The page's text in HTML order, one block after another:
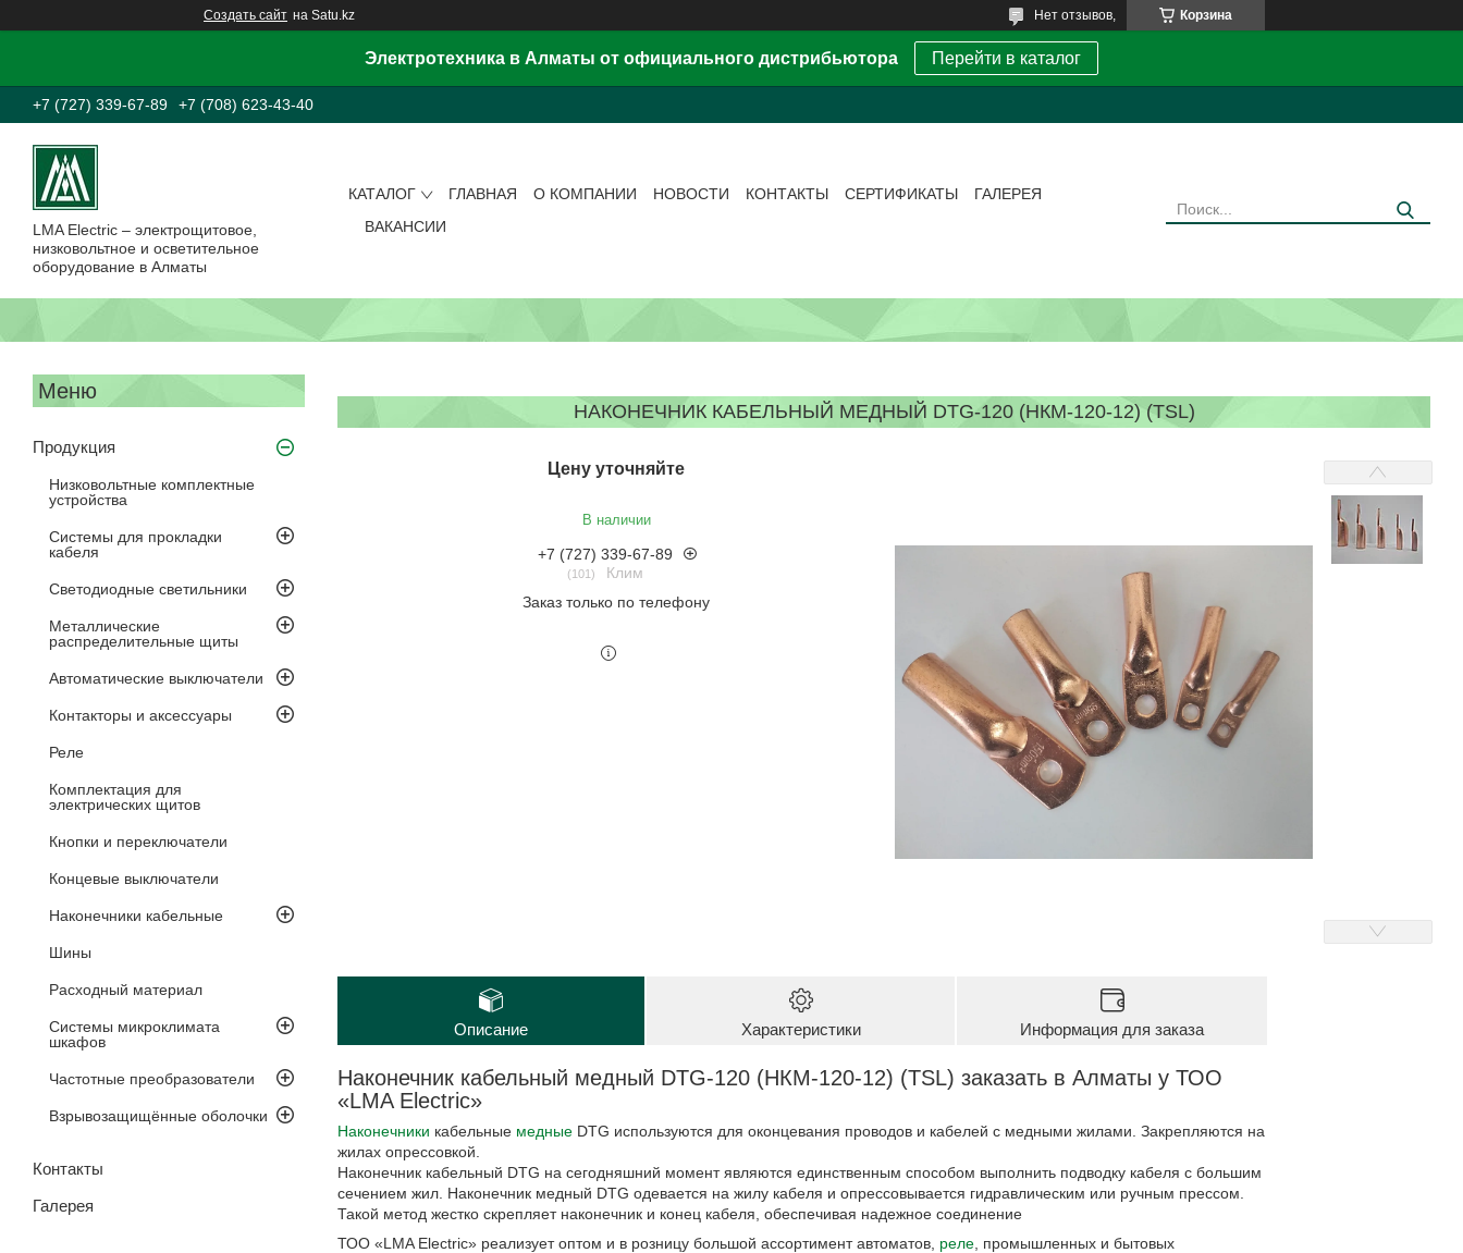
Создать сайт на Satu.kz Корзина
Нет отзывов,
Электротехника в Алматы от официального дистрибьютора Перейти в каталог
+7 (727) 339-67-89 +7 (708) 623-43-40
LMA Electric – электрощитовое,
низковольтное и осветительное
оборудование в Алматы
КАТАЛОГ ГЛАВНАЯ О КОМПАНИИ НОВОСТИ КОНТАКТЫ СЕРТИФИКАТЫ
ГАЛЕРЕЯ
ВАКАНСИИ
Продукция
Низковольтные комплектные
устройства
Системы для прокладки
кабеля
Светодиодные светильники
Металлические
распределительные щиты
Автоматические выключатели
Контакторы и аксессуары
Реле
Комплектация для
электрических щитов
Кнопки и переключатели
Концевые выключатели
Наконечники кабельные
Шины
Расходный материал
Системы микроклимата
шкафов
Частотные преобразователи
Взрывозащищённые оболочки
Контакты
Галерея
НАКОНЕЧНИК КАБЕЛЬНЫЙ МЕДНЫЙ DTG-120 (НКМ-120-12) (TSL)
Цену уточняйте
В наличии
+7 (727) 339-67-89
101
Клим
Заказ только по телефону
Описание Характеристики Информация для заказа
Наконечник кабельный медный DTG-120 (НКМ-120-12) (TSL) заказать в Алматы у ТОО
«LMA Electric»
Наконечники кабельные медные DTG используются для оконцевания проводов и кабелей с медными жилами. Закрепляются на
жилах опрессовкой.
Наконечник кабельный DTG на сегодняшний момент являются единственным способом выполнить подводку кабеля с большим
сечением жил. Наконечник медный DTG одевается на жилу кабеля и опрессовывается гидравлическим или ручным прессом.
Такой метод жестко скрепляет наконечник и конец кабеля, обеспечивая надежное соединение
ТОО «LMA Electric» реализует оптом и в розницу большой ассортимент автоматов, реле , промышленных и бытовых